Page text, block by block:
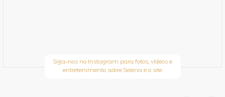
Siga-nos no Instagram para fotos, vídeos e
entretenimento sobre Selena e o site